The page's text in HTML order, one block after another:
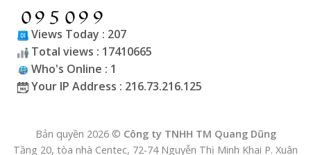
Views Today : 207
Total views : 17410665
Who's Online : 1
Your IP Address : 216.73.216.125
Bản quyền 2026 © Công ty TNHH TM Quang Dũng
Tầng 20, tòa nhà Centec, 72-74 Nguyễn Thị Minh Khai P. Xuân